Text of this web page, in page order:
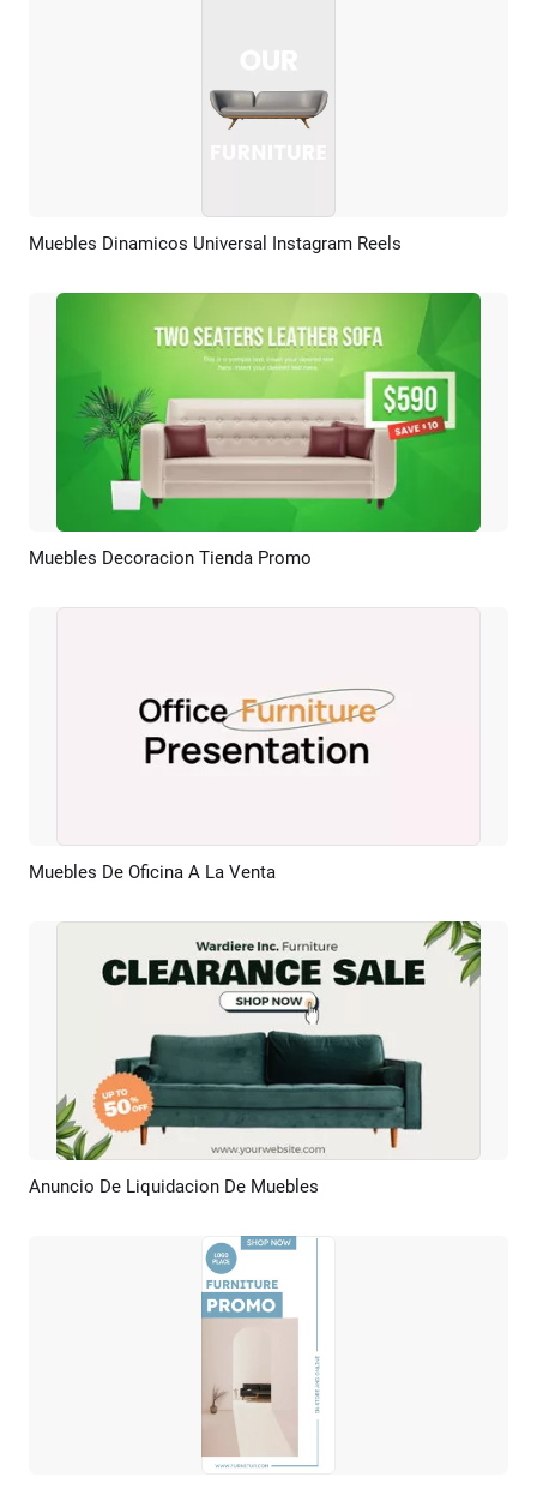
Previsualizar Crear IA
Muebles Dinamicos Universal Instagram Reels
Previsualizar Crear IA
Muebles Decoracion Tienda Promo
Previsualizar
Muebles De Oficina A La Venta
Previsualizar Crear IA
Anuncio De Liquidacion De Muebles